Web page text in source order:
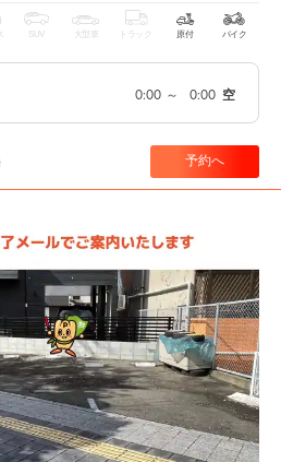
SUV 大型車 トラック 原付 バイク
0:00 ～ 0:00 空
予約へ